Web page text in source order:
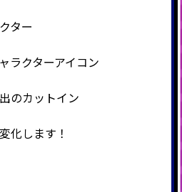
ター
ラクターアイコン
のカットイン
化します！